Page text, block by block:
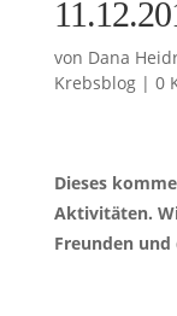
von Dana
Krebsblog| 0
Dieses
Aktivitäten.
Freunden